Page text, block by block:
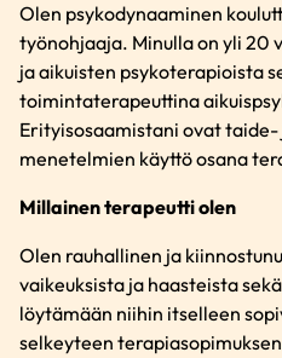
Olen psykodynaaminen
työnohjaaja. Minulla on yli 20
ja aikuisten psykoterapioista
toimintaterapeuttina
Erityisosaamistani ovat
menetelmien käyttö osana
Millainen terapeutti olen
Olen rauhallinen ja
vaikeuksista ja haasteista
löytämään niihin itselleen
selkeyteen